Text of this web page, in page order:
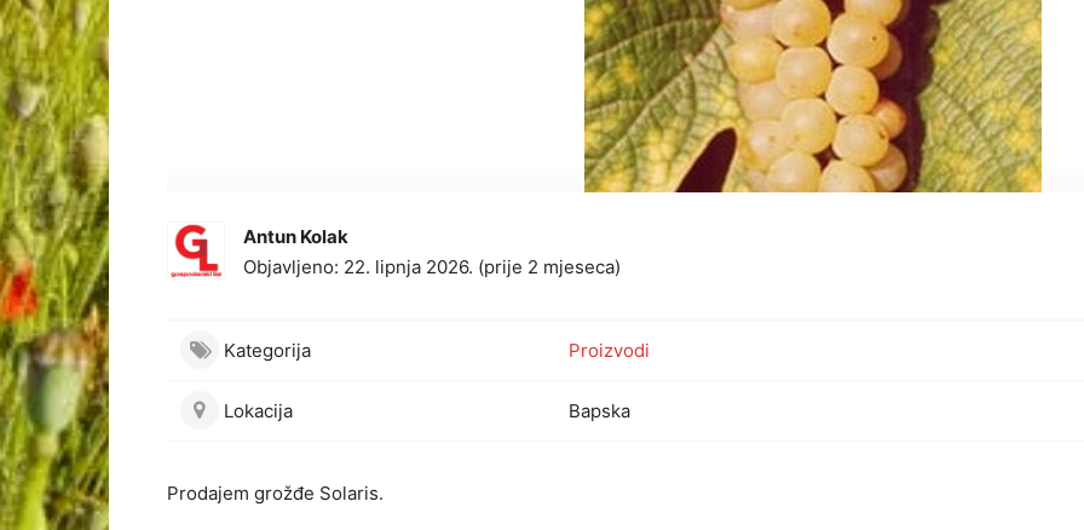
Antun Kolak
Objavljeno: 22. lipnja 2026. (prije 2 mjeseca)
Kategorija Proizvodi
Lokacija Bapska
Prodajem grožđe Solaris.